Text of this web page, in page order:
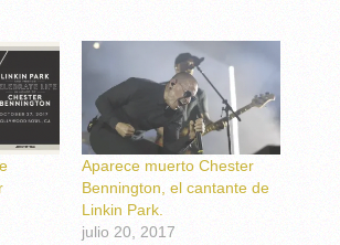
Aparece muerto Chester
Bennington, el cantante de
Linkin Park.
julio 20, 2017